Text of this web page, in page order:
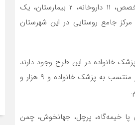
مؤسسات تشخیصی درمانی طرف قرارداد اعم از ۸ پزشک عمومی، ۱۴ پزشک متخصص، ۱۱ داروخانه، ۲ بیمارستان، یک
۴ فیزیوتراپی، ۳ آزمایشگاه، ۲ تصویربرداری، یک مرکز جامع شهری و ۱۳ مرکز جامع روستایی در این شهرستان
با اشاره به طرح پزشک خانواده در شهرستان الیگودرز، اضافه کرد: ۶ پزشک خانواده در این طرح وجود دارند
که از ۱۶ هزار و ۲۴۳ نفر تحت پوشش بیمه همگانی در حال حاضر ۶ هزار و ۵۶۴ نفر منتسب به پزشک خانواده و ۹ هزار و
پا خیمه‌گاه، پرچل، جهانخوش، چمن